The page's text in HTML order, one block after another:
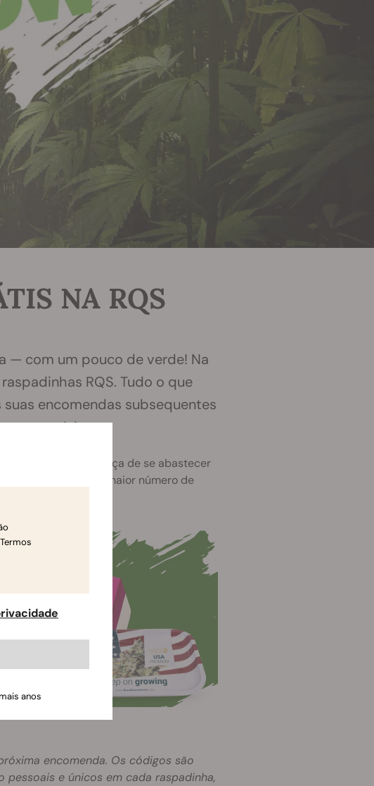
NA RQS
RQS. Tudo o que
encomendas subsequentes
grátis.
Não se esqueça de se abastecer
para ganhar o maior número de
encomenda. Os códigos são
e únicos em cada raspadinha,
anos